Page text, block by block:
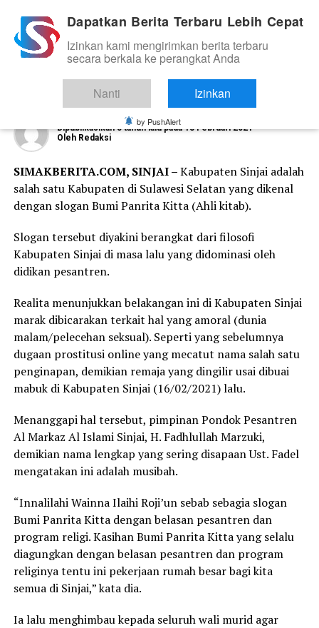
NEWS
Ustaz Fadel: Innalilahi Wainna Ilaihi
Roji’un “Panrita Kitta”
Dipublikasikan 5 tahun lalu pada 18 Februari 2021
Oleh Redaksi
SIMAKBERITA.COM, SINJAI –Kabupaten Sinjai adalah
salah satu Kabupaten di Sulawesi Selatan yang dikenal
dengan slogan Bumi Panrita Kitta (Ahli kitab).
Slogan tersebut diyakini berangkat dari filosofi
Kabupaten Sinjai di masa lalu yang didominasi oleh
didikan pesantren.
Realita menunjukkan belakangan ini di Kabupaten Sinjai
marak dibicarakan terkait hal yang amoral (dunia
malam/pelecehan seksual). Seperti yang sebelumnya
dugaan prostitusi online yang mecatut nama salah satu
penginapan, demikian remaja yang dingilir usai dibuai
mabuk di Kabupaten Sinjai (16/02/2021) lalu.
Menanggapi hal tersebut, pimpinan Pondok Pesantren
Al Markaz Al Islami Sinjai, H. Fadhlullah Marzuki,
demikian nama lengkap yang sering disapaan Ust. Fadel
mengatakan ini adalah musibah.
“Innalilahi Wainna Ilaihi Roji’un sebab sebagia slogan
Bumi Panrita Kitta dengan belasan pesantren dan
program religi. Kasihan Bumi Panrita Kitta yang selalu
diagungkan dengan belasan pesantren dan program
religinya tentu ini pekerjaan rumah besar bagi kita
semua di Sinjai,” kata dia.
Ia lalu menghimbau kepada seluruh wali murid agar
Dapatkan Berita Terbaru Lebih Cepat
Izinkan kami mengirimkan berita terbaru
secara berkala ke perangkat Anda
Nanti Izinkan
by PushAlert